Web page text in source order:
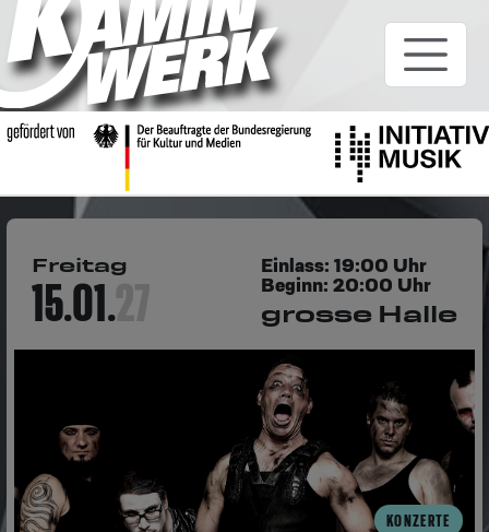
Freitag
Einlass: 19:00 Uhr
Beginn: 20:00 Uhr
grosse Halle
KONZERTE